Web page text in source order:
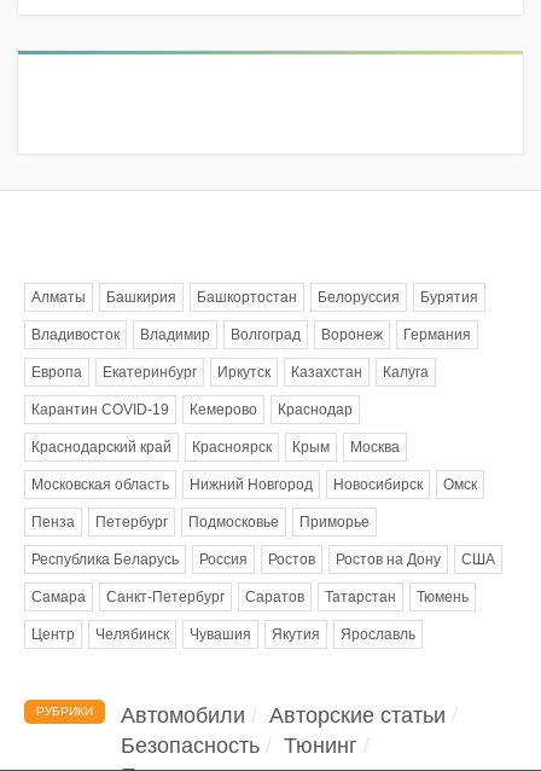
Алматы Башкирия Башкортостан Белоруссия Бурятия
Владивосток Владимир Волгоград Воронеж Германия
Европа Екатеринбург Иркутск Казахстан Калуга
Карантин COVID-19 Кемерово Краснодар
Краснодарский край Красноярск Крым Москва
Московская область Нижний Новгород Новосибирск Омск
Пенза Петербург Подмосковье Приморье
Республика Беларусь Россия Ростов Ростов на Дону США
Самара Санкт-Петербург Саратов Татарстан Тюмень
Центр Челябинск Чувашия Якутия Ярославль
РУБРИКИ Автомобили
Авторские статьи
Безопасность
Тюнинг